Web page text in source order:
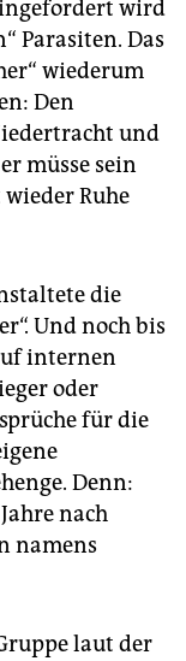
wird
Parasiten. Das
wiederum
Den
und
müsse sein
wieder Ruhe
die
Und noch bis
internen
oder
für die
Denn:
nach
namens
laut der